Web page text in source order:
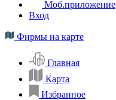
Моб.приложение
Вход
Фирмы на карте
Главная
Карта
Избранное